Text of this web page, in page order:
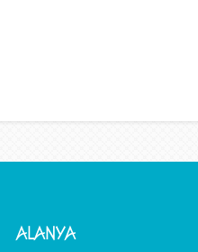
ALANYA